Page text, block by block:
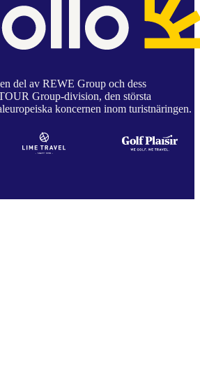
del av REWE Group och dess
Group-division, den största
koncernen inom turistnäringen.